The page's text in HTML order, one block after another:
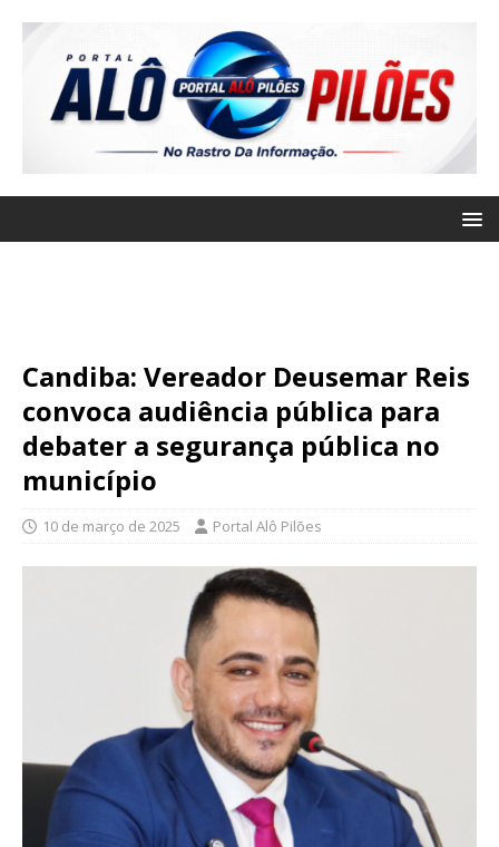
Candiba: Vereador Deusemar Reis
convoca audiência pública para
debater a segurança pública no
município
10 de março de 2025 Portal Alô Pilões